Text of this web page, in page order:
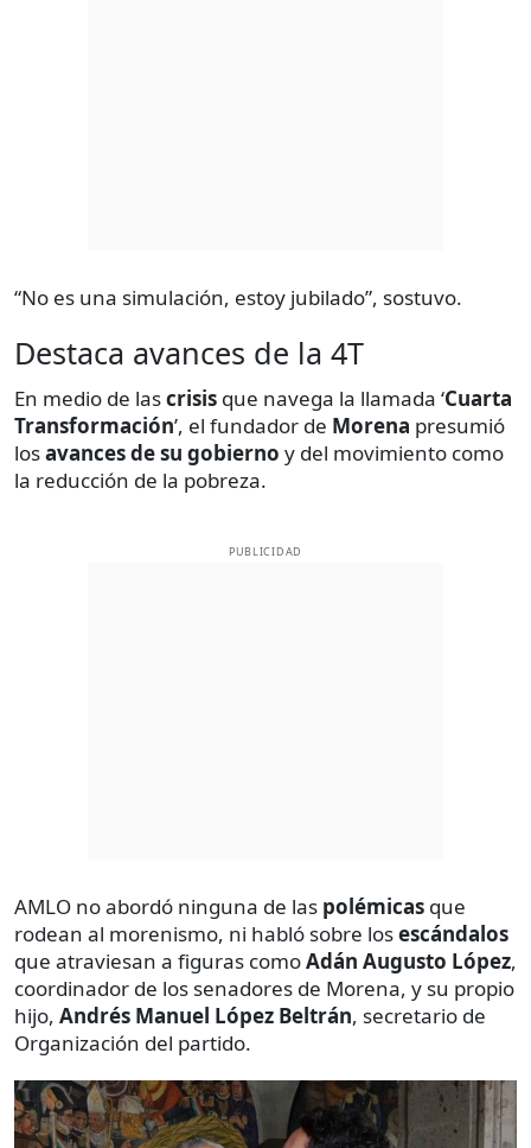
“No es una simulación, estoy jubilado”, sostuvo.
Destaca avances de la 4T
En medio de lascrisis que navega la llamada ‘Cuarta
Transformación’, el fundador de Morena presumió
losavances de su gobierno y del movimiento como
la reducción de la pobreza.
PUBLICIDAD
AMLO no abordó ninguna de las polémicas que
rodean al morenismo, ni habló sobre losescándalos
que atraviesan a figuras comoAdán Augusto López,
coordinador de los senadores de Morena, y su propio
hijo, Andrés Manuel López Beltrán, secretario de
Organización del partido.